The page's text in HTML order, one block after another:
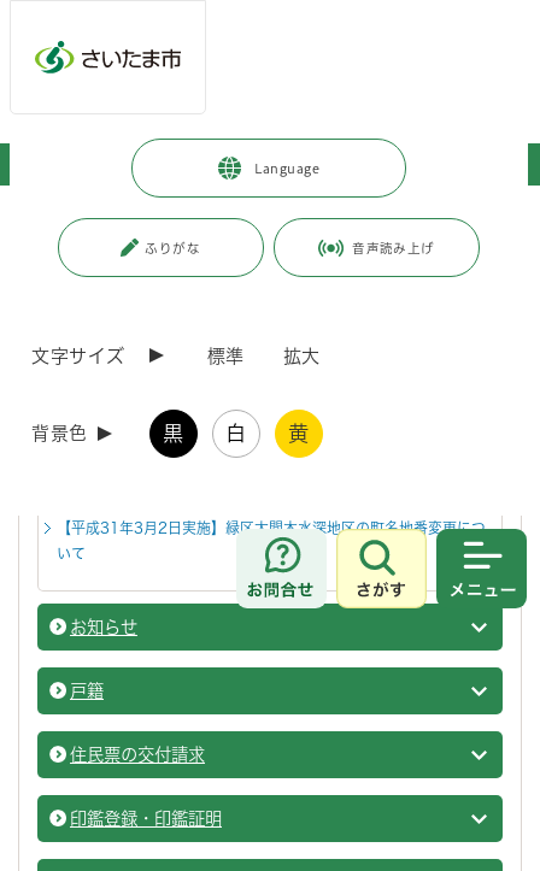
Language
ふりがな 音声読み上げ
文字サイズ 標準 拡大
背景色 黒 白 黄
お問合せ
さがす
暮らし・手続き > 戸籍・住民票・印鑑登録
戸籍・住民票・印鑑登録
2026年7月22日
区役所区民課等の窓口混雑緩和のお願い
【平成31年3月2日実施】緑区大間木水深地区の町名地番変更につ
いて
お知らせ
戸籍・
戸籍
戸籍の
住民票の交付請求
戸籍・
印鑑登録・印鑑証明
戸籍・